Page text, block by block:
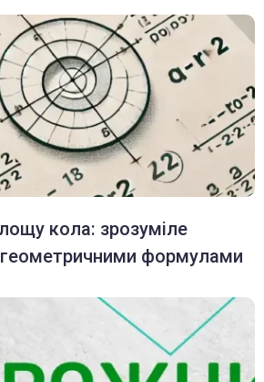
кола: зрозуміле
геометричними формулами